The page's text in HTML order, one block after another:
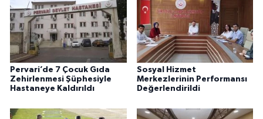
Pervari’de 7 Çocuk Gıda
Zehirlenmesi Şüphesiyle
Hastaneye Kaldırıldı
Sosyal Hizmet
Merkezlerinin Performansı
Değerlendirildi